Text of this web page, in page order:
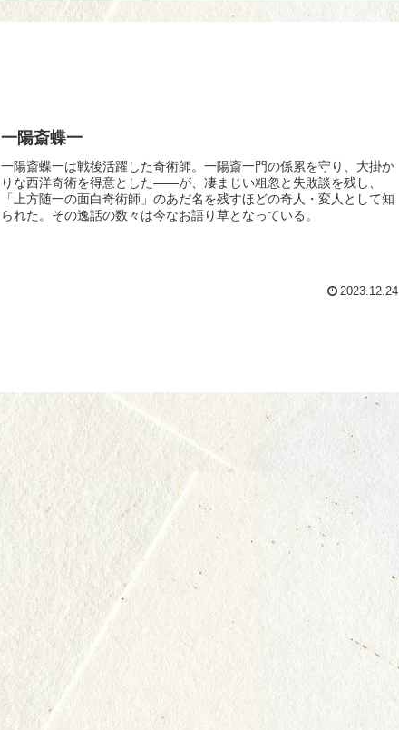
一陽斎蝶一
一陽斎蝶一は戦後活躍した奇術師。一陽斎一門の係累を守り、大掛か
りな西洋奇術を得意とした――が、凄まじい粗忽と失敗談を残し、
「上方随一の面白奇術師」のあだ名を残すほどの奇人・変人として知
られた。その逸話の数々は今なお語り草となっている。
2023.12.24